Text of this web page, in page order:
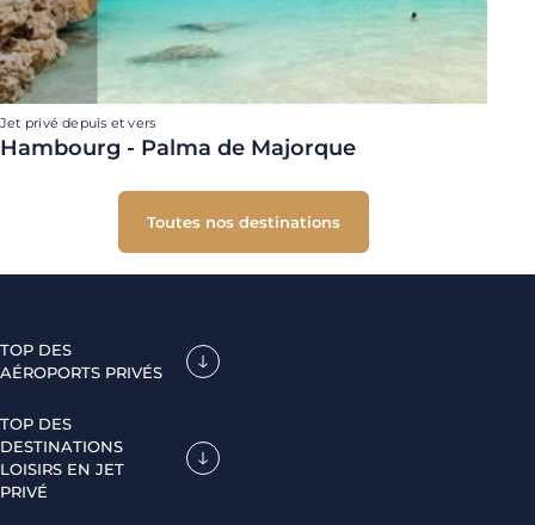
Jet privé depuis et vers
Hambourg - Palma de Majorque
Toutes nos destinations
TOP DES
AÉROPORTS PRIVÉS
TOP DES
DESTINATIONS
LOISIRS EN JET
PRIVÉ